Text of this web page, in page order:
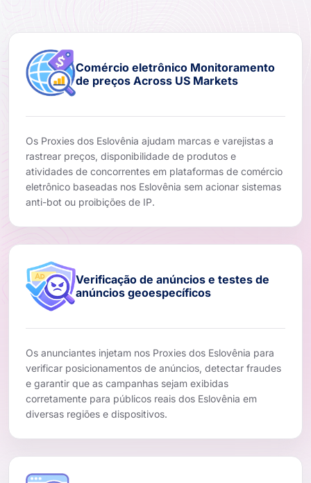
Comércio eletrônico Monitoramento
de preços Across US Markets
Os Proxies dos Eslovênia ajudam marcas e varejistas a
rastrear preços, disponibilidade de produtos e
atividades de concorrentes em plataformas de comércio
eletrônico baseadas nos Eslovênia sem acionar sistemas
anti-bot ou proibições de IP.
Verificação de anúncios e testes de
anúncios geoespecíficos
Os anunciantes injetam nos Proxies dos Eslovênia para
verificar posicionamentos de anúncios, detectar fraudes
e garantir que as campanhas sejam exibidas
corretamente para públicos reais dos Eslovênia em
diversas regiões e dispositivos.